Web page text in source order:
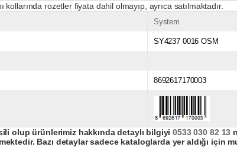
kollarında rozetler fiyata dahil olmayıp, ayrıca satılmaktadır.
System
SY4237 0016 OSM
8692617170003
olup ürünlerimiz hakkında detaylı bilgiyi0533 030 82 13
Bazı detaylar sadece kataloglarda yer aldığı için